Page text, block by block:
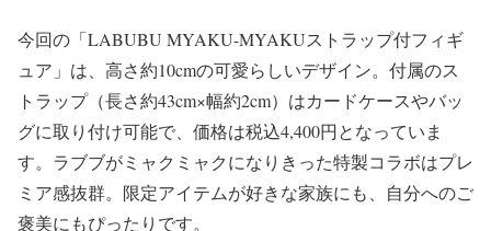
今回の「LABUBU MYAKU-MYAKUストラップ付フィギ
ュア」は、高さ約10cmの可愛らしいデザイン。付属のス
トラップ（長さ約43cm×幅約2cm）はカードケースやバッ
グに取り付け可能で、価格は税込4,400円となっていま
す。ラブブがミャクミャクになりきった特製コラボはプレ
ミア感抜群。限定アイテムが好きな家族にも、自分へのご
褒美にもぴったりです。